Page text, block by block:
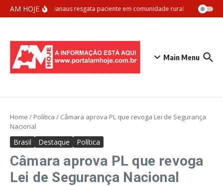
Ir para o conteúdo
AM HOJESamu Manaus resgata paciente em comunidade rural com apoio
Main Menu
Home / Política / Câmara aprova PL que revoga Lei de Segurança
Nacional
Brasil Destaque Política
Câmara aprova PL que revoga
Lei de Segurança Nacional